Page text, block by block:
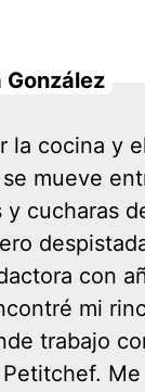
González
la cocina y
mueve
cucharas
con
mi
trabajo